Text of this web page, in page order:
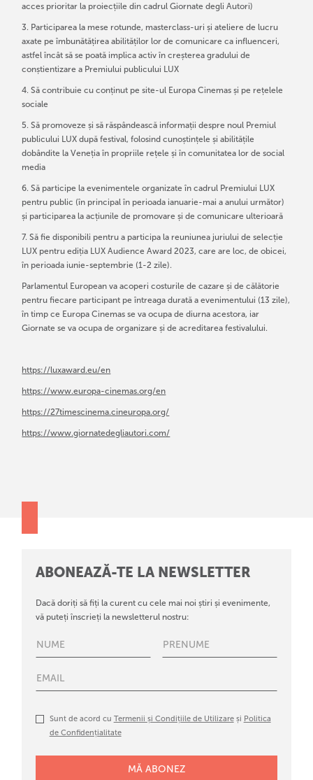
acces prioritar la proiecțiile din cadrul Giornate degli Autori)
3. Participarea la mese rotunde, masterclass-uri și ateliere de lucru
axate pe îmbunătățirea abilităților lor de comunicare ca influenceri,
astfel încât să se poată implica activ în creșterea gradului de
conștientizare a Premiului publicului LUX
4. Să contribuie cu conținut pe site-ul Europa Cinemas și pe rețelele
sociale
5. Să promoveze și să răspândească informații despre noul Premiul
publicului LUX după festival, folosind cunoștințele și abilitățile
dobândite la Veneția în propriile rețele și în comunitatea lor de social
media
6. Să participe la evenimentele organizate în cadrul Premiului LUX
pentru public (în principal în perioada ianuarie-mai a anului următor)
și participarea la acțiunile de promovare și de comunicare ulterioară
7. Să fie disponibili pentru a participa la reuniunea juriului de selecție
LUX pentru ediția LUX Audience Award 2023, care are loc, de obicei,
în perioada iunie-septembrie (1-2 zile).
Parlamentul European va acoperi costurile de cazare și de călătorie
pentru fiecare participant pe întreaga durată a evenimentului (13 zile),
în timp ce Europa Cinemas se va ocupa de diurna acestora, iar
Giornate se va ocupa de organizare și de acreditarea festivalului.
https://luxaward.eu/en
https://www.europa-cinemas.org/en
https://27timescinema.cineuropa.org/
https://www.giornatedegliautori.com/
ABONEAZĂ-TE LA NEWSLETTER
Dacă doriți să fiți la curent cu cele mai noi știri și evenimente,
vă puteți înscrieți la newsletterul nostru:
Sunt de acord cu Termenii și Condițiile de Utilizareși Politica
de Confidențialitate